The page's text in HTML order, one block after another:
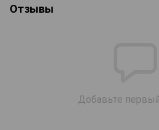
Отзывы
Добавьте